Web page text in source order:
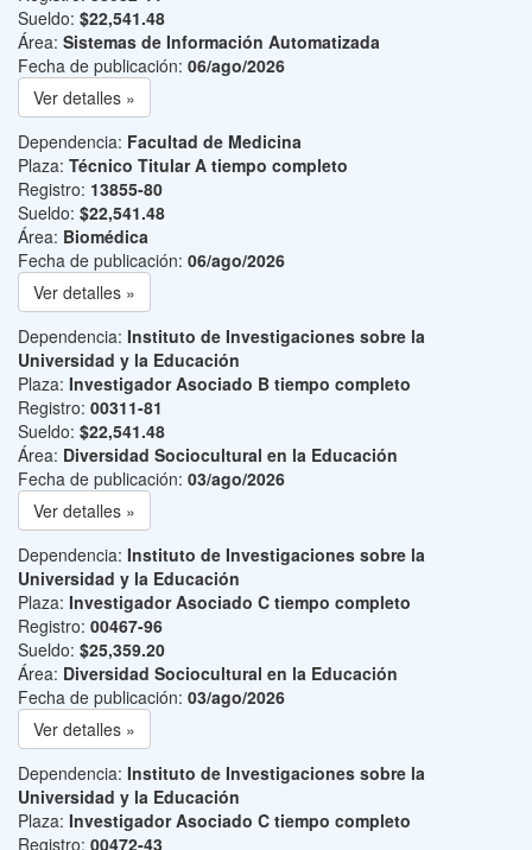
Sueldo: $22,541.48
Área: Sistemas de Información Automatizada
Fecha de publicación: 06/ago/2026
Ver detalles »
Dependencia: Facultad de Medicina
Plaza: Técnico Titular A tiempo completo
Registro: 13855-80
Sueldo: $22,541.48
Área: Biomédica
Fecha de publicación: 06/ago/2026
Ver detalles »
Dependencia: Instituto de Investigaciones sobre la
Universidad y la Educación
Plaza: Investigador Asociado B tiempo completo
Registro: 00311-81
Sueldo: $22,541.48
Área: Diversidad Sociocultural en la Educación
Fecha de publicación: 03/ago/2026
Ver detalles »
Dependencia: Instituto de Investigaciones sobre la
Universidad y la Educación
Plaza: Investigador Asociado C tiempo completo
Registro: 00467-96
Sueldo: $25,359.20
Área: Diversidad Sociocultural en la Educación
Fecha de publicación: 03/ago/2026
Ver detalles »
Dependencia: Instituto de Investigaciones sobre la
Universidad y la Educación
Plaza: Investigador Asociado C tiempo completo
Registro: 00472-43